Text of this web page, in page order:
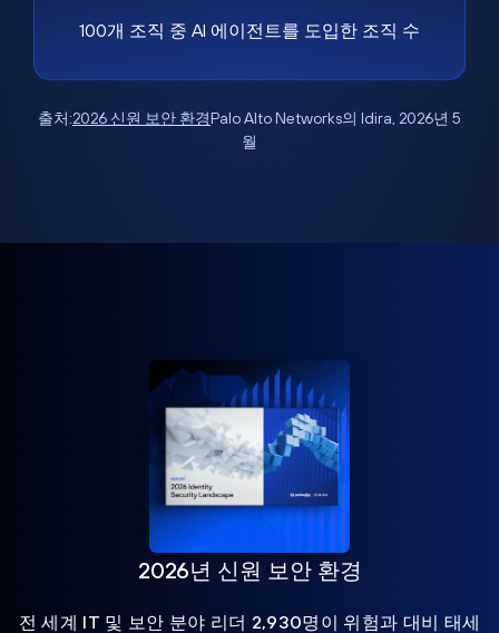
100개 조직 중 AI 에이전트를 도입한 조직 수
출처:2026 신원 보안 환경Palo Alto Networks의 Idira, 2026년 5
월
2026년 신원 보안 환경
전 세계 IT 및 보안 분야 리더 2,930명이 위험과 대비 태세